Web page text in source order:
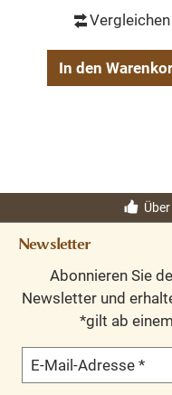
Vergleichen
In den
Newsletter
Abonnieren Sie
Newsletter und
*gilt ab
E-Mail-Adresse *